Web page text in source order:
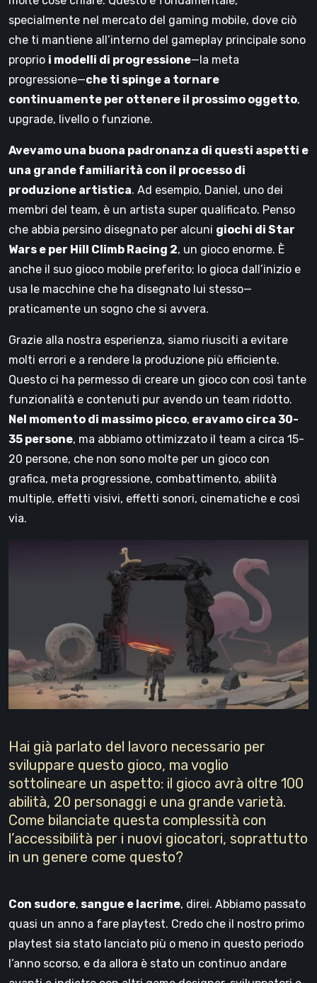
specialmente nel mercato del gaming mobile, dove ciò
che ti mantiene all’interno del gameplay principale sono
proprio i modelli di progressione—la meta
progressione—che ti spinge a tornare
continuamente per ottenere il prossimo oggetto,
upgrade, livello o funzione.
Avevamo una buona padronanza di questi aspetti e
una grande familiarità con il processo di
produzione artistica. Ad esempio, Daniel, uno dei
membri del team, è un artista super qualificato. Penso
che abbia persino disegnato per alcuni giochi di Star
Wars e per Hill Climb Racing 2, un gioco enorme. È
anche il suo gioco mobile preferito; lo gioca dall’inizio e
usa le macchine che ha disegnato lui stesso—
praticamente un sogno che si avvera.
Grazie alla nostra esperienza, siamo riusciti a evitare
molti errori e a rendere la produzione più efficiente.
Questo ci ha permesso di creare un gioco con così tante
funzionalità e contenuti pur avendo un team ridotto.
Nel momento di massimo picco, eravamo circa 30-
35 persone, ma abbiamo ottimizzato il team a circa 15-
20 persone, che non sono molte per un gioco con
grafica, meta progressione, combattimento, abilità
multiple, effetti visivi, effetti sonori, cinematiche e così
via.
Hai già parlato del lavoro necessario per
sviluppare questo gioco, ma voglio
sottolineare un aspetto: il gioco avrà oltre 100
abilità, 20 personaggi e una grande varietà.
Come bilanciate questa complessità con
l’accessibilità per i nuovi giocatori, soprattutto
in un genere come questo?
Con sudore, sangue e lacrime, direi. Abbiamo passato
quasi un anno a fare playtest. Credo che il nostro primo
playtest sia stato lanciato più o meno in questo periodo
l’anno scorso, e da allora è stato un continuo andare